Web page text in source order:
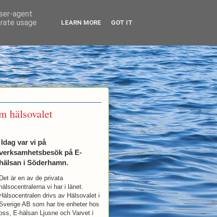
hälsovalet
Idag var vi på
på E-
hälsan i Söderhamn.
Det är en av de privata
hälsocentralerna vi har i länet.
Hälsocentralen drivs av Hälsovalet i
AB som har tre enheter hos
E-hälsan Ljusne och Varvet i
agent
usage
LEARN MORE GOT IT